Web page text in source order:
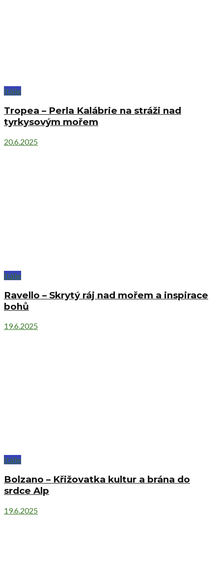
Itálie
Tropea – Perla Kalábrie na stráži nad
tyrkysovým mořem
20.6.2025
Itálie
Ravello – Skrytý ráj nad mořem a inspirace
bohů
19.6.2025
Itálie
Bolzano – Křižovatka kultur a brána do
srdce Alp
19.6.2025